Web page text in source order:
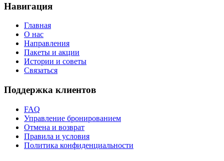
Навигация
Главная
О нас
Направления
Пакеты и акции
Истории и советы
Связаться
Поддержка клиентов
FAQ
Управление бронированием
Отмена и возврат
Правила и условия
Политика конфиденциальности